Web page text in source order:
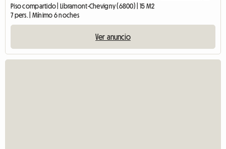
Piso compartido | Libramont-Chevigny (6800) | 15 M2
7 pers. | Mínimo 6 noches
Ver anuncio